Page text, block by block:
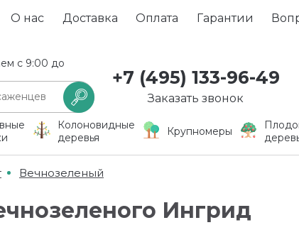
О нас Доставка Оплата Гарантии
с 9:00 до
+7 (495) 133-96-49
Заказать звонок
Колоновидные
деревья
Крупномеры
Вечнозеленый
Ингрид